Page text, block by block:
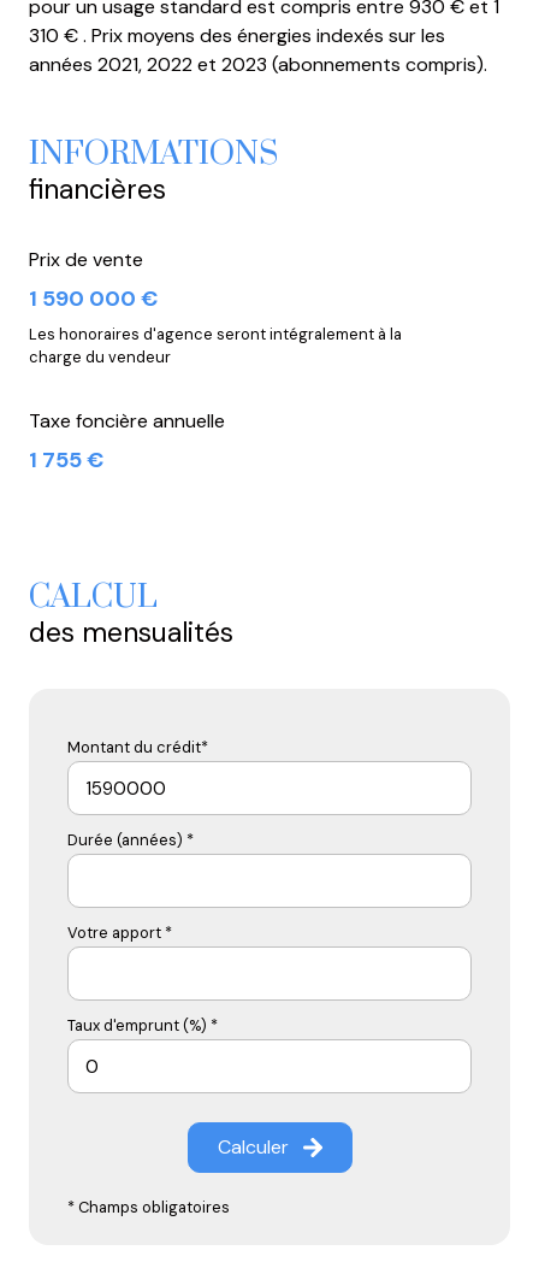
pour un usage standard est compris entre 930 € et 1
310 € . Prix moyens des énergies indexés sur les
années 2021, 2022 et 2023 (abonnements compris).
INFORMATIONS
financières
Prix de vente
1 590 000 €
Les honoraires d'agence seront intégralement à la
charge du vendeur
Taxe foncière annuelle
1 755 €
CALCUL
des mensualités
Montant du crédit*
Durée (années) *
Votre apport *
Taux d'emprunt (%) *
Calculer
* Champs obligatoires